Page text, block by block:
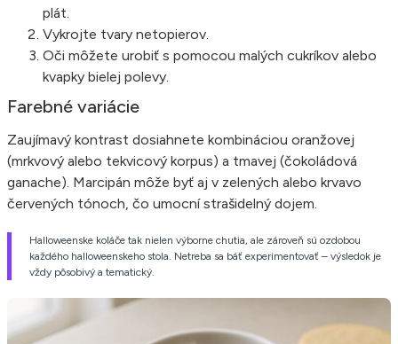
plát.
Vykrojte tvary netopierov.
Oči môžete urobiť s pomocou malých cukríkov alebo
kvapky bielej polevy.
Farebné variácie
Zaujímavý kontrast dosiahnete kombináciou oranžovej
(mrkvový alebo tekvicový korpus) a tmavej (čokoládová
ganache). Marcipán môže byť aj v zelených alebo krvavo
červených tónoch, čo umocní strašidelný dojem.
Halloweenske koláče tak nielen výborne chutia, ale zároveň sú ozdobou
každého halloweenskeho stola. Netreba sa báť experimentovať – výsledok je
vždy pôsobivý a tematický.